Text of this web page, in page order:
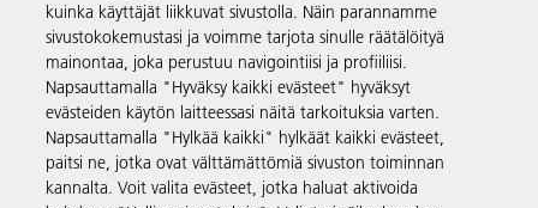
Tuotteet ja palvelut
Tuki ja yhteystiedot
Resurssit
kuinka käyttäjät liikkuvat sivustolla. Näin parannamme
sivustokokemustasi ja voimme tarjota sinulle räätälöityä
mainontaa, joka perustuu navigointiisi ja profiiliisi.
Napsauttamalla "Hyväksy kaikki evästeet" hyväksyt
evästeiden käytön laitteessasi näitä tarkoituksia varten.
Napsauttamalla "Hylkää kaikki" hylkäät kaikki evästeet,
paitsi ne, jotka ovat välttämättömiä sivuston toiminnan
kannalta. Voit valita evästeet, jotka haluat aktivoida